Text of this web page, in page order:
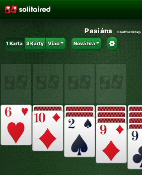
Pasiáns Shuffle:Nhxp
1 Karta 3 Karty Viac Nová hra